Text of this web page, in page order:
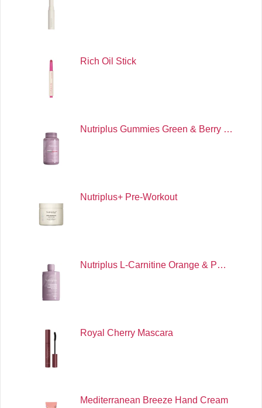
Rich Oil Stick
Nutriplus Gummies Green & Berry …
Nutriplus+ Pre-Workout
Nutriplus L-Carnitine Orange & P…
Royal Cherry Mascara
Mediterranean Breeze Hand Cream